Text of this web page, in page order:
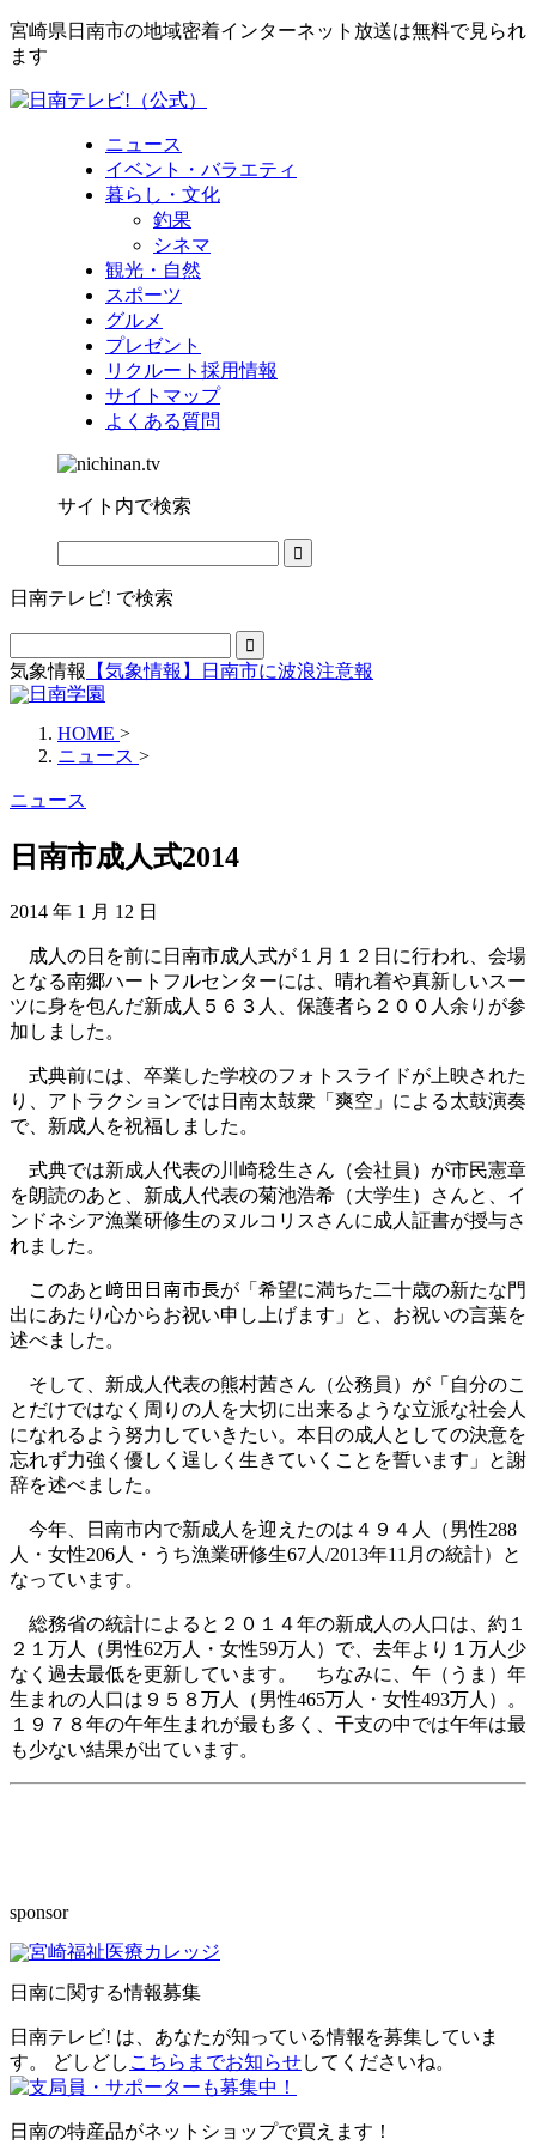
宮崎県日南市の地域密着インターネット放送は無料で見られ
ます
ニュース
イベント・バラエティ
暮らし・文化
釣果
シネマ
観光・自然
スポーツ
グルメ
プレゼント
リクルート採用情報
サイトマップ
よくある質問
サイト内で検索
日南テレビ! で検索
気象情報 【気象情報】日南市に波浪注意報
HOME >
ニュース >
ニュース
日南市成人式2014
2014 年 1 月 12 日
成人の日を前に日南市成人式が１月１２日に行われ、会場
となる南郷ハートフルセンターには、晴れ着や真新しいスー
ツに身を包んだ新成人５６３人、保護者ら２００人余りが参
加しました。
式典前には、卒業した学校のフォトスライドが上映された
り、アトラクションでは日南太鼓衆「爽空」による太鼓演奏
で、新成人を祝福しました。
式典では新成人代表の川崎稔生さん（会社員）が市民憲章
を朗読のあと、新成人代表の菊池浩希（大学生）さんと、イ
ンドネシア漁業研修生のヌルコリスさんに成人証書が授与さ
れました。
このあと﨑田日南市長が「希望に満ちた二十歳の新たな門
出にあたり心からお祝い申し上げます」と、お祝いの言葉を
述べました。
そして、新成人代表の熊村茜さん（公務員）が「自分のこ
とだけではなく周りの人を大切に出来るような立派な社会人
になれるよう努力していきたい。本日の成人としての決意を
忘れず力強く優しく逞しく生きていくことを誓います」と謝
辞を述べました。
今年、日南市内で新成人を迎えたのは４９４人（男性288
人・女性206人・うち漁業研修生67人/2013年11月の統計）と
なっています。
総務省の統計によると２０１４年の新成人の人口は、約１
２１万人（男性62万人・女性59万人）で、去年より１万人少
なく過去最低を更新しています。 ちなみに、午（うま）年
生まれの人口は９５８万人（男性465万人・女性493万人）。
１９７８年の午年生まれが最も多く、干支の中では午年は最
も少ない結果が出ています。
sponsor
日南に関する情報募集
日南テレビ! は、あなたが知っている情報を募集していま
す。 どしどし こちらまでお知らせしてくださいね。
日南の特産品がネットショップで買えます！